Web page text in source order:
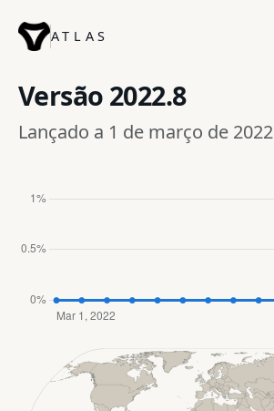
ATLAS
Versão 2022.8
Lançado a 1 de março de 2022